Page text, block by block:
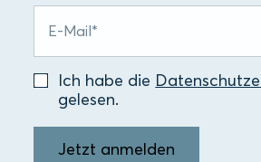
Ich habe die
gelesen.
Jetzt anmelden